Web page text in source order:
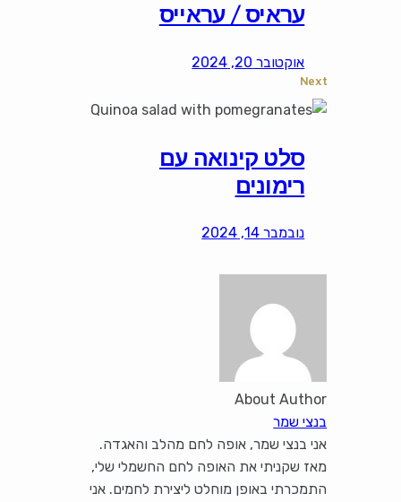
עראיס / עראייס
אוקטובר 20, 2024
Next
סלט קינואה עם
רימונים
נובמבר 14, 2024
About Author
בנצי שמר
אני בנצי שמר, אופה לחם מהלב והאגדה.
מאז שקניתי את האופה לחם החשמלי שלי,
התמכרתי באופן מוחלט ליצירת לחמים. אני